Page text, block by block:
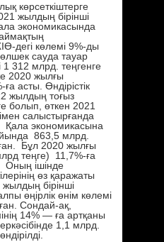
көрсеткіштерге
жылдың бірінші
экономикасында
дегі көлемі 9%-ды
сауда тауар
312 млрд. теңгенге
2020 жылғы
асты. Өндірістік
жылдың тоғыз
болып, өткен 2021
салыстырғанда
Қала экономикасына
863,5 млрд.
Бұл 2020 жылғы
теңге) 11,7%-ға
Оның ішінде
өз қаражаты
бірінші
өңірлік өнім көлемі
Сондай-ақ,
14% — ға артқаны
1,1 млрд.